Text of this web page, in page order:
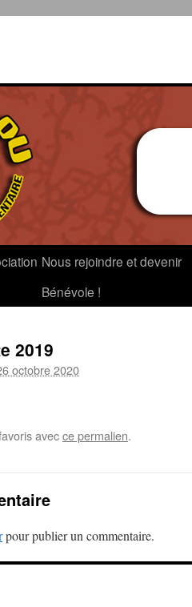
Nous rejoindre et devenir
Bénévole !
2019
octobre 2020
avecce permalien.
pour publier un commentaire.